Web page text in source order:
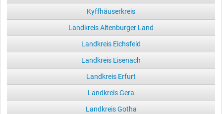
Kyffhäuserkreis
Landkreis Altenburger Land
Landkreis Eichsfeld
Landkreis Eisenach
Landkreis Erfurt
Landkreis Gera
Landkreis Gotha